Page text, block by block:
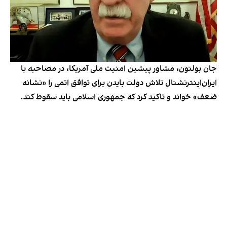
جان بولتون، مشاور پیشین امنیت ملی آمریکا، در مصاحبه با
ایران‌اینترنشنال تلاش دولت بایدن برای توافق اتمی را «نشانه
ضعف» خواند و تاکید کرد که جمهوری اسلامی باید سقوط کند.